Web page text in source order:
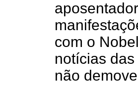
com o
notícias
não